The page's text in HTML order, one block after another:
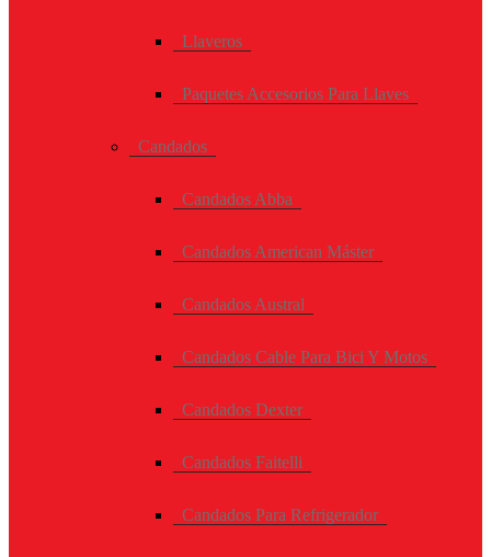
Llaveros
Paquetes Accesorios Para Llaves
Candados
Candados Abba
Candados American Máster
Candados Austral
Candados Cable Para Bici Y Motos
Candados Dexter
Candados Faitelli
Candados Para Refrigerador